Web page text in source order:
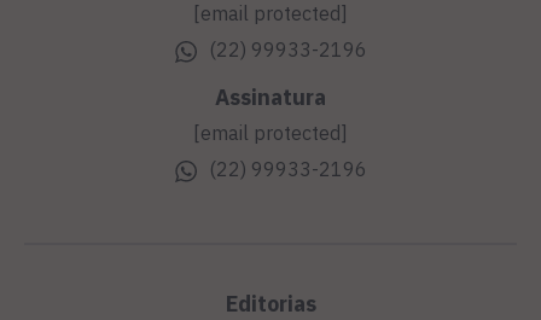
[email protected]
(22) 99933-2196
Assinatura
[email protected]
(22) 99933-2196
Editorias